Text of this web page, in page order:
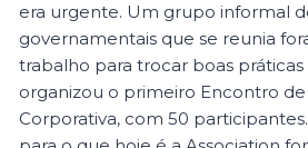
era urgente. Um grupo informal
governamentais que se reunia
trabalho para trocar boas práticas
organizou o primeiro Encontro de
Corporativa, com 50